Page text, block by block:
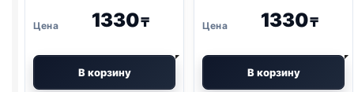
1330₸
В корзину
1330₸
В корзину